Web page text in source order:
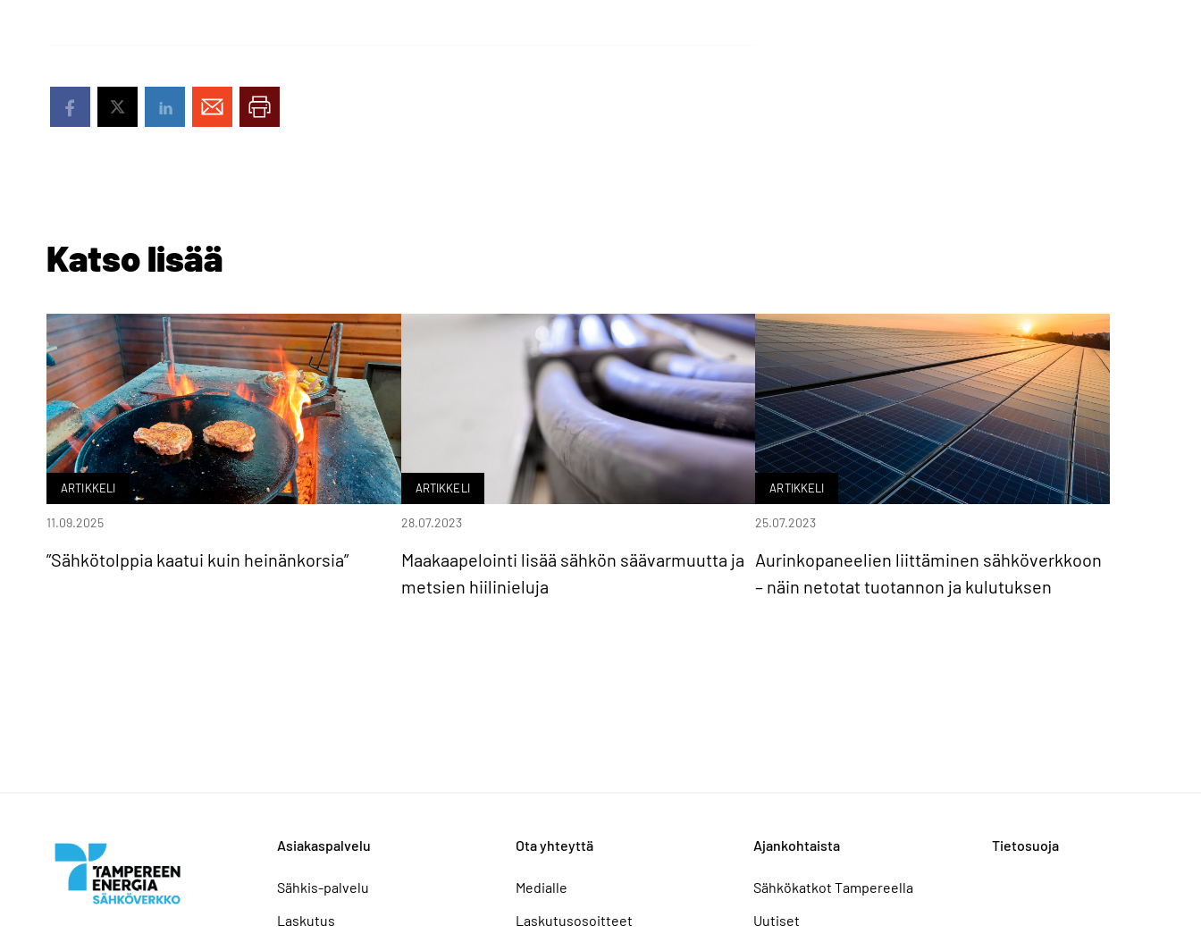
Katso lisää
ARTIKKELI
”Sähkötolppia kaatui kuin heinänkorsia”
11.09.2025
ARTIKKELI
Maakaapelointi lisää sähkön säävarmuutta ja
metsien hiilinieluja
28.07.2023
ARTIKKELI
Aurinkopaneelien liittäminen sähköverkkoon
– näin netotat tuotannon ja kulutuksen
25.07.2023
Asiakaspalvelu
Sähkis-palvelu
Laskutus
Ota yhteyttä
Medialle
Laskutusosoitteet
Ajankohtaista
Sähkökatkot Tampereella
Uutiset
Tietosuoja